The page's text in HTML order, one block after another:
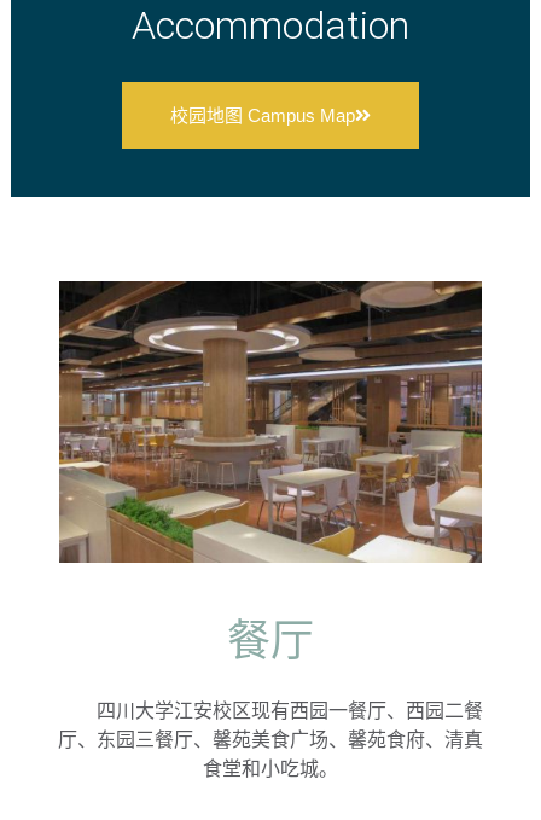
Accommodation
校园地图 Campus Map
餐厅
四川大学江安校区现有西园一餐厅、西园二餐
厅、东园三餐厅、馨苑美食广场、馨苑食府、清真
食堂和小吃城。